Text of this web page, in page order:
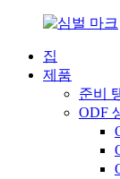
집
제품
준비
ODF